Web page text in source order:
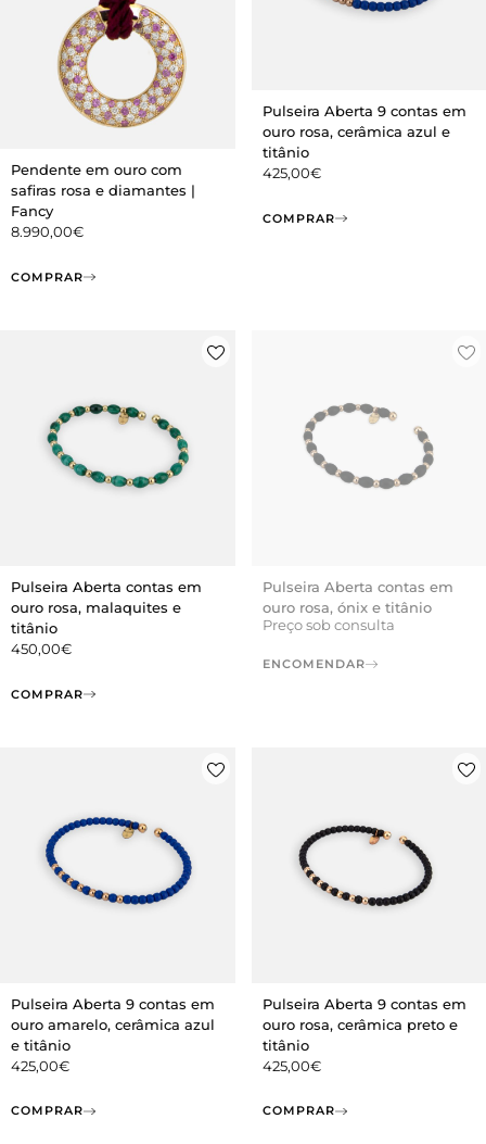
Pendente em ouro com
safiras rosa e diamantes |
Fancy
8.990,00€
COMPRAR
Pulseira Aberta 9 contas em
ouro rosa, cerâmica azul e
titânio
425,00€
COMPRAR
Pulseira Aberta contas em
ouro rosa, malaquites e
titânio
450,00€
COMPRAR
Pulseira Aberta contas em
ouro rosa, ónix e titânio
Preço sob consulta
ENCOMENDAR
Pulseira Aberta 9 contas em
ouro amarelo, cerâmica azul
e titânio
425,00€
COMPRAR
Pulseira Aberta 9 contas em
ouro rosa, cerâmica preto e
titânio
425,00€
COMPRAR